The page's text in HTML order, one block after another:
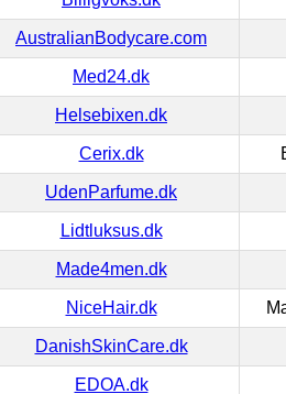
AustralianBodycare.com
Med24.dk
Helsebixen.dk
Cerix.dk
UdenParfume.dk
Lidtluksus.dk
Made4men.dk
NiceHair.dk
DanishSkinCare.dk
EDOA.dk